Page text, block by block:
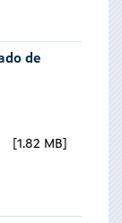
de
1.82 MB